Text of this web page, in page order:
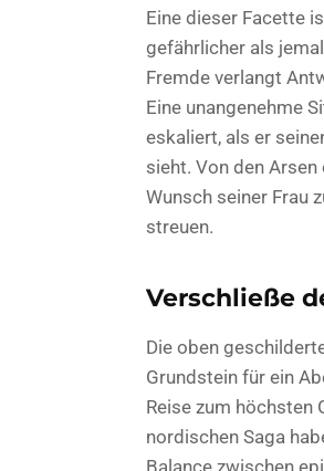
Eine dieser Facette
gefährlicher als
Fremde verlangt
Eine unangenehme
eskaliert, als er
sieht. Von den
Wunsch seiner Frau
streuen.
Verschließe
Die oben
Grundstein für ein
Reise zum höchsten
nordischen Saga
Balance zwischen